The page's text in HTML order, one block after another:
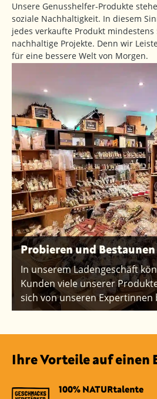
Unsere Genusshelfer-Produkte
soziale Nachhaltigkeit. In diesem
jedes verkaufte Produkt mindestens
nachhaltige Projekte. Denn wir
für eine bessere Welt von Morgen.
Probieren und
In unserem Ladengeschäft
Kunden viele unserer
sich von unseren Expertinnen
Ihre Vorteile auf einen
100% NATURtalente